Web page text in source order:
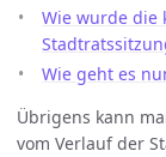
Wie wurde die
Wie geht es
Übrigens kann
vom Verlauf der